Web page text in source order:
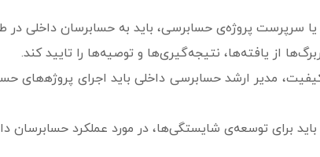
سرپرست پروژه‌ی حسابرسی، باید به حسابرسان داخلی در
از یافته‌ها، نتیجه‌گیری‌ها و توصیه‌ها را تایید کند.
مدیر ارشد حسابرسی داخلی باید اجرای پروژه‍‌­های
برای توسعه‌ی شایستگی‌ها، در مورد عملکرد حسابرسان